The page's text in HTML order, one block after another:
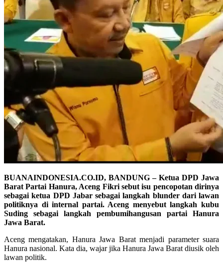
BUANAINDONESIA.CO.ID, BANDUNG – Ketua DPD Jawa
Barat Partai Hanura, Aceng Fikri sebut isu pencopotan dirinya
sebagai ketua DPD Jabar sebagai langkah blunder dari lawan
politiknya di internal partai. Aceng menyebut langkah kubu
Suding sebagai langkah pembumihangusan partai Hanura
Jawa Barat.
Aceng mengatakan, Hanura Jawa Barat menjadi parameter suara
Hanura nasional. Kata dia, wajar jika Hanura Jawa Barat diusik oleh
lawan politik.